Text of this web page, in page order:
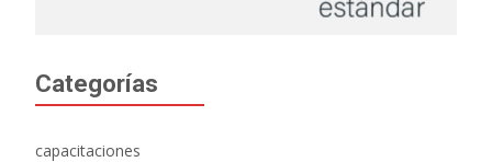
Categorías
capacitaciones